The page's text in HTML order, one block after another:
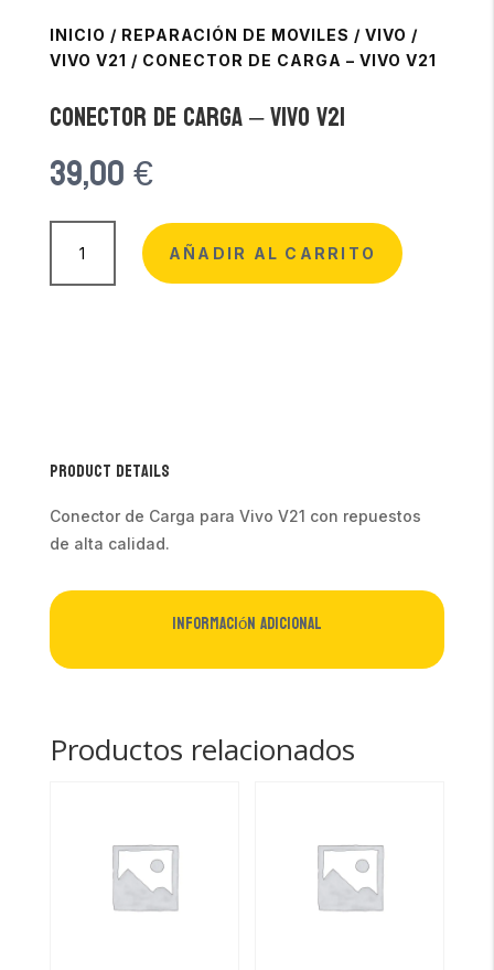
INICIO / REPARACIÓN DE MOVILES / VIVO /
VIVO V21 / CONECTOR DE CARGA – VIVO V21
Conector de Carga – Vivo V21
39,00€
Conector
Carga
AÑADIR AL CARRITO
Product Details
Conector de Carga para Vivo V21 con repuestos
de alta calidad.
Información adicional
Productos relacionados